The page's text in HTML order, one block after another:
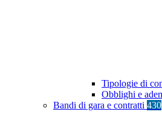
Tipologie di
Obblighi e
Bandi di gara e contratti 430